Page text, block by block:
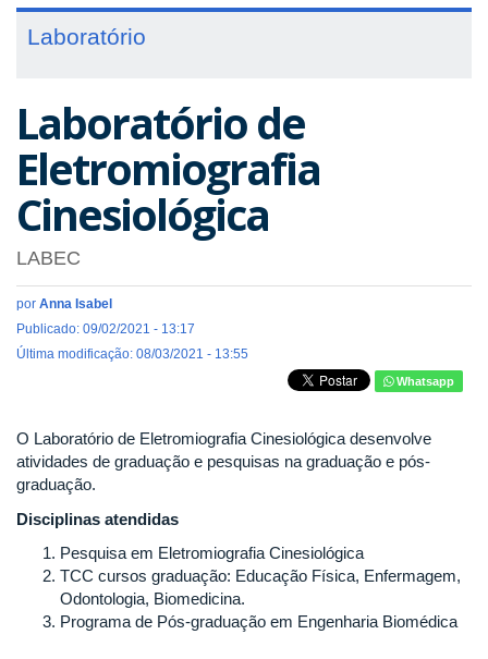
Laboratório
Laboratório de
Eletromiografia
Cinesiológica
LABEC
por Anna Isabel
Publicado: 09/02/2021 - 13:17
Última modificação: 08/03/2021 - 13:55
Whatsapp
O Laboratório de Eletromiografia Cinesiológica desenvolve
atividades de graduação e pesquisas na graduação e pós-
graduação.
Disciplinas atendidas
Pesquisa em Eletromiografia Cinesiológica
TCC cursos graduação: Educação Física, Enfermagem,
Odontologia, Biomedicina.
Programa de Pós-graduação em Engenharia Biomédica